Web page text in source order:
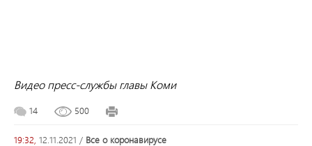
Видео пресс-службы главы Коми
14 500
19:32, 12.11.2021 / все о коронавирусе